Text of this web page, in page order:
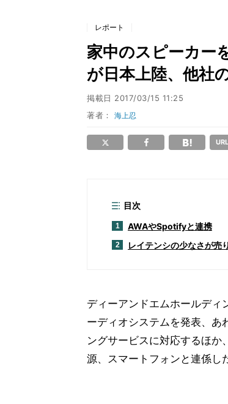
レポート
家中のスピーカー
が日本上陸、他社
掲載日 2017/03/15 11:25
著者：海上忍
目次
1 AWAやSpotifyと連携
2 レイテンシの少なさが売り
ディーアンドエムホールディ
ーディオシステムを発表、あ
ングサービスに対応するほ
源、スマートフォンと連係し